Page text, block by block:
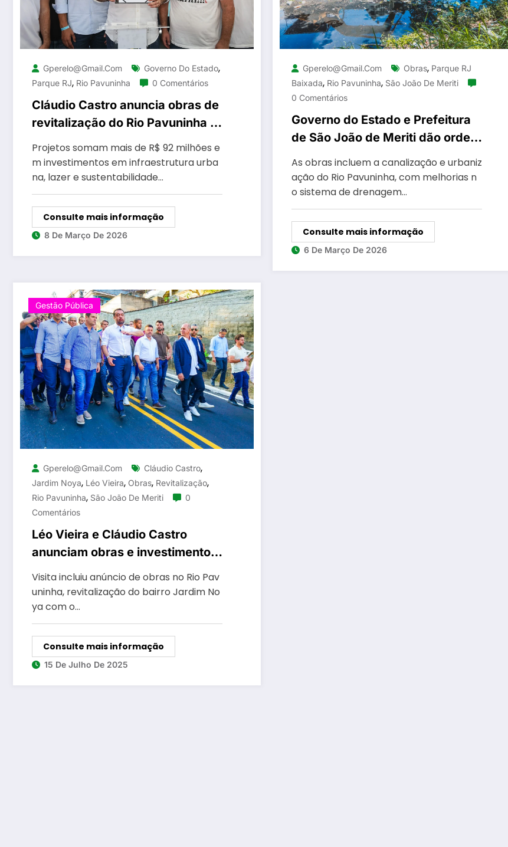
Gperelo@gmail.com Governo Do Estado,
Parque RJ, Rio Pavuninha 0 Comentários
Cláudio Castro anuncia obras de
revitalização do Rio Pavuninha e
construção do Parque RJ em São
João de Meriti
Projetos somam mais de R$ 92 milhões e
m investimentos em infraestrutura urba
na, lazer e sustentabilidade…
Consulte mais informação
8 De Março De 2026
Gperelo@gmail.com Obras, Parque RJ
Baixada, Rio Pavuninha, São João De Meriti
0 Comentários
Governo do Estado e Prefeitura
de São João de Meriti dão ordem
de início às obras do Rio
Pavuninha e do Parque RJ
Baixada neste sábado (7)
As obras incluem a canalização e urbaniz
ação do Rio Pavuninha, com melhorias n
o sistema de drenagem…
Consulte mais informação
6 De Março De 2026
Gestão Pública
Gperelo@gmail.com Cláudio Castro,
Jardim Noya, Léo Vieira, Obras, Revitalização,
Rio Pavuninha, São João De Meriti
0
Comentários
Léo Vieira e Cláudio Castro
anunciam obras e investimentos
em São João de Meriti
Visita incluiu anúncio de obras no Rio Pav
uninha, revitalização do bairro Jardim No
ya com o…
Consulte mais informação
15 De Julho De 2025